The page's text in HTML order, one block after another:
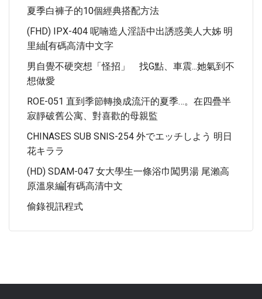
夏季白褲子的10個經典搭配方法
(FHD) IPX-404 呢喃造人淫語中出誘惑美人大姊 明
里紬[有碼高清中文字
男自覺不硬突想「怪招」 找G點、車震...她氣到不
想做愛
ROE-051 直到季節轉換成流汗的夏季…。在四疊半
寂靜破舊公寓、對喜歡的母親監
CHINASES SUB SNIS-254 外でエッチしよう 明日
花キララ
(HD) SDAM-047 女大學生一條浴巾闖男湯 尾瀨高
原溫泉編[有碼高清中文
偷錄視訊程式